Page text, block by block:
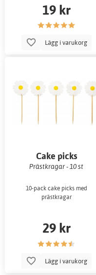
19 kr
Lägg i varukorg
Cake picks
Prästkragar - 10 st
10-pack cake picks med
prästkragar
29 kr
Lägg i varukorg